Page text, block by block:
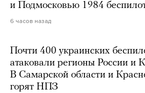
и Подмосковью 1984
6 часов назад
Почти 400 украинских
атаковали регионы России и
В Самарской области и
горят НПЗ